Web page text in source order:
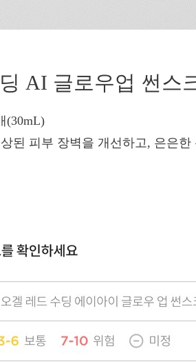
AI 글로우업 썬스
(30mL)
된 피부 장벽을 개선하고, 은은한